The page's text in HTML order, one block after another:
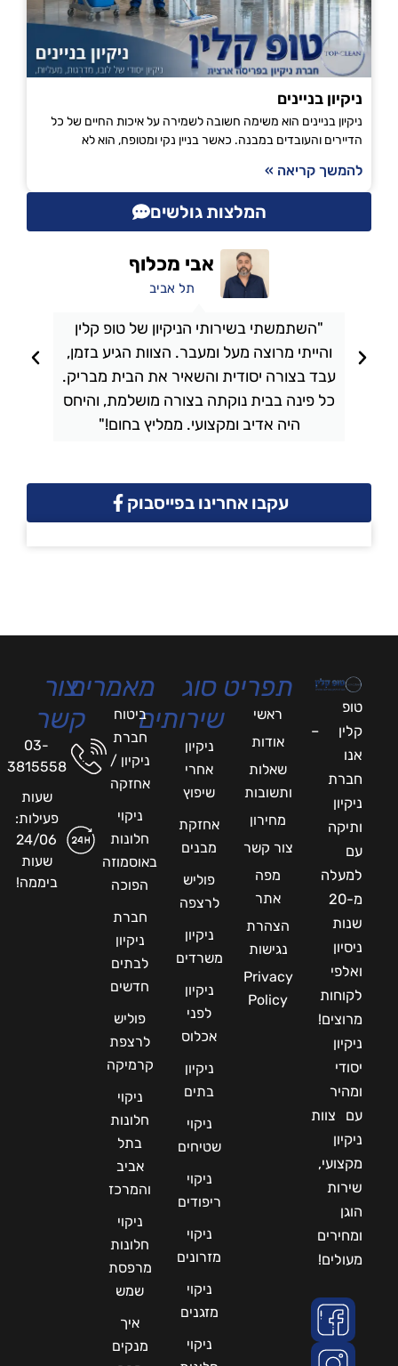
ניקיון בניינים
ניקיון בניינים הוא משימה חשובה לשמירה על איכות החיים של כל
הדיירים והעובדים במבנה. כאשר בניין נקי ומטופח, הוא לא
להמשך קריאה »
המלצות גולשים
"השתמשתי בשירותי הניקיון של טופ קלין
והייתי מרוצה מעל ומעבר. הצוות הגיע בזמן,
עבד בצורה יסודית והשאיר את הבית מבריק.
כל פינה בבית נוקתה בצורה מושלמת, והיחס
היה אדיב ומקצועי. ממליץ בחום!"
אבי מכלוף
תל אביב
עקבו אחרינו בפייסבוק
טופ
קלין –
אנו
חברת
ניקיון
ותיקה
עם
למעלה
מ-20
שנות
ניסיון
ואלפי
לקוחות
מרוצים!
ניקיון
יסודי
ומהיר
עם צוות
ניקיון
מקצועי,
שירות
הוגן
ומחירים
מעולים!
תפריט
ראשי
אודות
שאלות
ותשובות
מחירון
צור קשר
מפה
אתר
הצהרת
נגישות
Privacy
Policy
סוג
שירותים
ניקיון
אחרי
שיפוץ
אחזקת
מבנים
פוליש
לרצפה
ניקיון
משרדים
ניקיון
לפני
אכלוס
ניקיון
בתים
ניקוי
שטיחים
ניקוי
ריפודים
ניקוי
מזרונים
ניקוי
מזגנים
ניקוי
מאמרים
ביטוח
חברת
ניקיון /
אחזקה
ניקוי
חלונות
באוסמוזה
הפוכה
חברת
ניקיון
לבתים
חדשים
פוליש
לרצפת
קרמיקה
ניקוי
חלונות
בתל
אביב
והמרכז
ניקוי
חלונות
מרפסת
שמש
איך
מנקים
צור
קשר
03-
3815558
שעות
פעילות:
24/06
שעות
ביממה!